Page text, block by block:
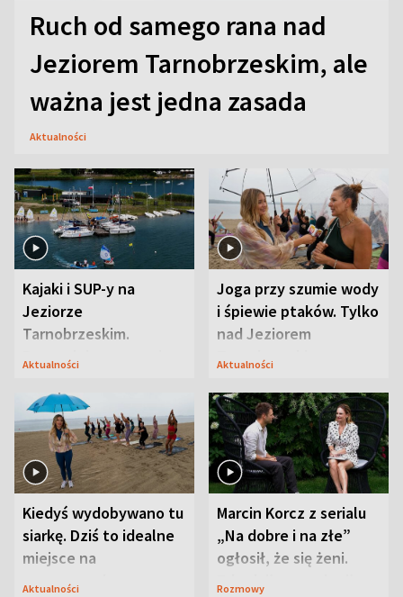
Ruch od samego rana nad
Jeziorem Tarnobrzeskim, ale
ważna jest jedna zasada
Aktualności
Kajaki i SUP-y na
Jeziorze
Tarnobrzeskim.
Przyrodnicy zwracają
Aktualności
Joga przy szumie wody
i śpiewie ptaków. Tylko
nad Jeziorem
Tarnobrzeskim
Aktualności
Kiedyś wydobywano tu
siarkę. Dziś to idealne
miejsce na
wypoczynek
Aktualności
Marcin Korcz z serialu
„Na dobre i na złe”
ogłosił, że się żeni.
Zdradził, co zmienił
Rozmowy